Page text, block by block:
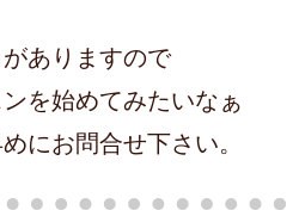
ありますので
を始めてみたいなぁ
にお問合せ下さい。